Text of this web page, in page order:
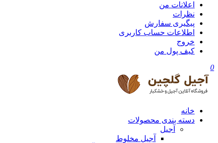
اعلانات من
نظرات
پیگیری سفارش
اطلاعات حساب كاربری
خروج
کیف پول من
0
خانه
دسته بندی محصولات
آجیل
آجیل مخلوط